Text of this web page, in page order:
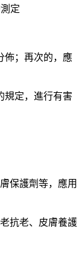
定
佈；再次的，應
規定，進行有害
保護劑等，應用
抗老、皮膚養護